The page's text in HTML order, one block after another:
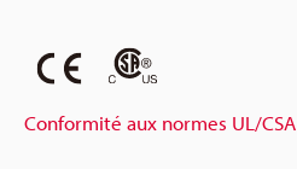
Conformité aux normes UL/CSA